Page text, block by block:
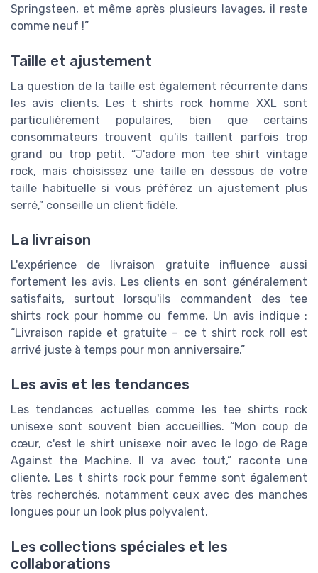
Springsteen, et même après plusieurs lavages, il reste
comme neuf !”
Taille et ajustement
La question de la taille est également récurrente dans
les avis clients. Les t shirts rock homme XXL sont
particulièrement populaires, bien que certains
consommateurs trouvent qu'ils taillent parfois trop
grand ou trop petit. “J'adore mon tee shirt vintage
rock, mais choisissez une taille en dessous de votre
taille habituelle si vous préférez un ajustement plus
serré,” conseille un client fidèle.
La livraison
L'expérience de livraison gratuite influence aussi
fortement les avis. Les clients en sont généralement
satisfaits, surtout lorsqu'ils commandent des tee
shirts rock pour homme ou femme. Un avis indique :
“Livraison rapide et gratuite – ce t shirt rock roll est
arrivé juste à temps pour mon anniversaire.”
Les avis et les tendances
Les tendances actuelles comme les tee shirts rock
unisexe sont souvent bien accueillies. “Mon coup de
cœur, c'est le shirt unisexe noir avec le logo de Rage
Against the Machine. Il va avec tout,” raconte une
cliente. Les t shirts rock pour femme sont également
très recherchés, notamment ceux avec des manches
longues pour un look plus polyvalent.
Les collections spéciales et les
collaborations